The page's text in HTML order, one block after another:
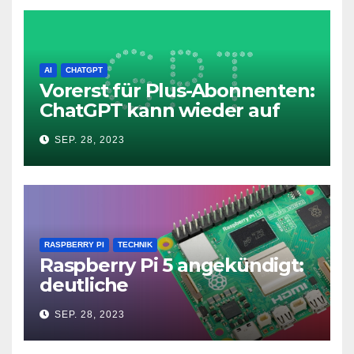
AI CHATGPT
Vorerst für Plus-Abonnenten:
ChatGPT kann wieder auf
das Internet zugreifen
SEP. 28, 2023
RASPBERRY PI TECHNIK
Raspberry Pi 5 angekündigt:
deutliche
Leistungssteigerung und bis
zu 2x 4K60
SEP. 28, 2023